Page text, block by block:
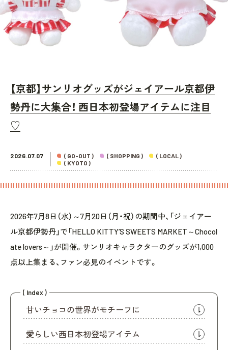
【京都】サンリオグッズがジェイアール京都伊
勢丹に大集合！ 西日本初登場アイテムに注目
♡
2026.07.07 ( GO-OUT ) ( SHOPPING )
( LOCAL )
( KYOTO )
2026年7月8日（水）～7月20日（月・祝）の期間中、「ジェイアー
ル京都伊勢丹」で「HELLO KITTY’S SWEETS MARKET～Chocol
ate lovers～」が開催。サンリオキャラクターのグッズが1,000
点以上集まる、ファン必見のイベントです。
( Index )
甘いチョコの世界がモチーフに
愛らしい西日本初登場アイテム